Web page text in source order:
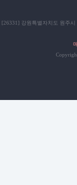
[26331] 강원특별자치도 원주